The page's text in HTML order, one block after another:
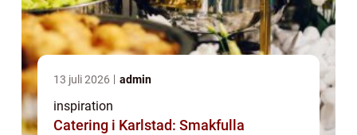
13 juli 2026 admin
inspiration
Catering i Karlstad: Smakfulla